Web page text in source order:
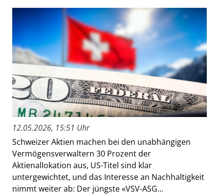
12.05.2026, 15:51 Uhr
Schweizer Aktien machen bei den unabhängigen
Vermögensverwaltern 30 Prozent der
Aktienallokation aus, US-Titel sind klar
untergewichtet, und das Interesse an Nachhaltigkeit
nimmt weiter ab: Der jüngste «VSV-ASG...